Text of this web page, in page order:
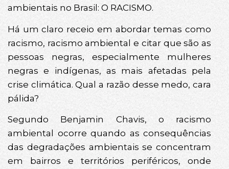
ambientais no Brasil: O RACISMO.
Há um claro receio em abordar temas como
racismo, racismo ambiental e citar que são as
pessoas negras, especialmente mulheres
negras e indígenas, as mais afetadas pela
crise climática. Qual a razão desse medo, cara
pálida?
Segundo Benjamin Chavis, o racismo
ambiental ocorre quando as consequências
das degradações ambientais se concentram
em bairros e territórios periféricos, onde